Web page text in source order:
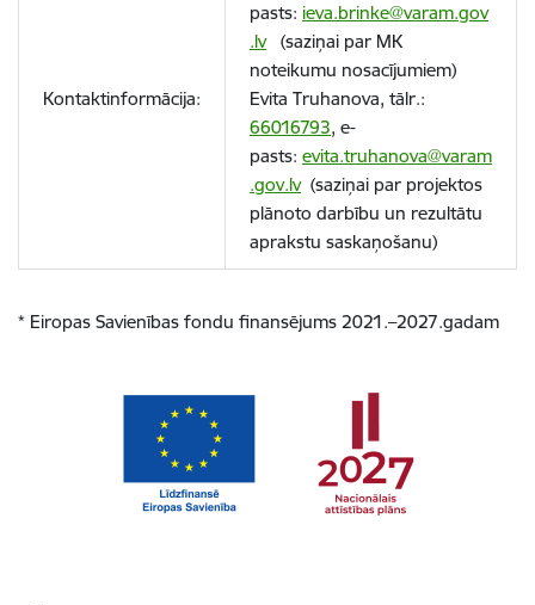
Kontaktinformācija:
pasts: ieva.brinke@varam.gov
.lv(saziņai par MK
noteikumu nosacījumiem)
Evita Truhanova, tālr.:
66016793, e-
pasts: evita.truhanova@varam
.gov.lv (saziņai par projektos
plānoto darbību un rezultātu
aprakstu saskaņošanu)
* Eiropas Savienības fondu finansējums 2021.–2027.gadam